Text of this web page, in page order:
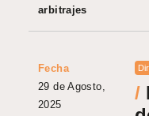
arbitrajes
Fecha
29 de Agosto,
2025
/